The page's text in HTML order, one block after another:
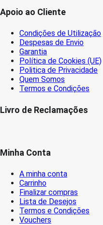
Apoio ao Cliente
Condições de Utilização
Despesas de Envio
Garantia
Política de Cookies (UE)
Politica de Privacidade
Quem Somos
Termos e Condições
Livro de Reclamações
Minha Conta
A minha conta
Carrinho
Finalizar compras
Lista de Desejos
Termos e Condições
Vouchers